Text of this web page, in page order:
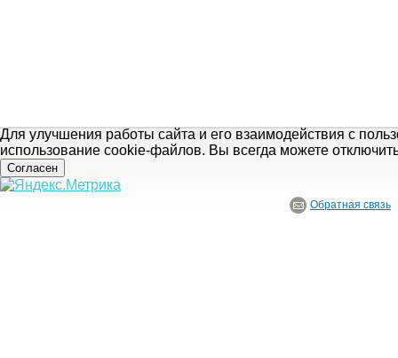
Для улучшения работы сайта и его взаимодействия с
использование cookie-файлов. Вы всегда можете
Согласен
Обратная связь